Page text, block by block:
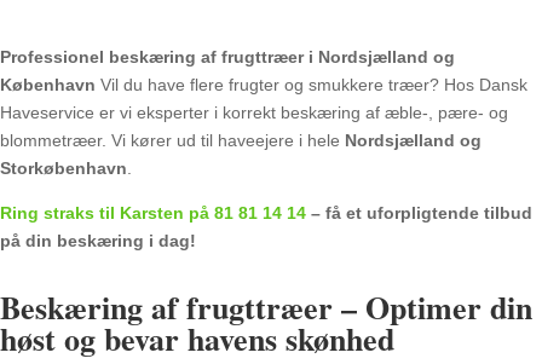
Professionel beskæring af frugttræer i Nordsjælland og
København Vil du have flere frugter og smukkere træer? Hos Dansk
Haveservice er vi eksperter i korrekt beskæring af æble-, pære- og
blommetræer. Vi kører ud til haveejere i hele Nordsjælland og
Storkøbenhavn
Ring straks til Karsten på 81 81 14 14 – få et uforpligtende tilbud
på din beskæring i dag!
Beskæring af frugttræer – Optimer din
høst og bevar havens skønhed